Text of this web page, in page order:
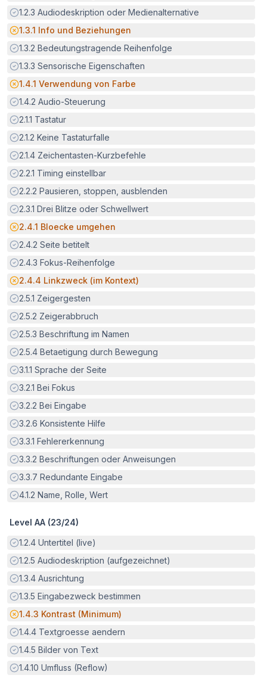
Erfüllt:
1.2.3 Audiodeskription oder Medienalternative
Potenzielle Barriere:
1.3.1 Info und Beziehungen
Erfüllt:
1.3.2 Bedeutungstragende Reihenfolge
Erfüllt:
1.3.3 Sensorische Eigenschaften
Potenzielle Barriere:
1.4.1 Verwendung von Farbe
Erfüllt:
1.4.2 Audio-Steuerung
Erfüllt:
2.1.1 Tastatur
Erfüllt:
2.1.2 Keine Tastaturfalle
Erfüllt:
2.1.4 Zeichentasten-Kurzbefehle
Erfüllt:
2.2.1 Timing einstellbar
Erfüllt:
2.2.2 Pausieren, stoppen, ausblenden
Erfüllt:
2.3.1 Drei Blitze oder Schwellwert
Potenzielle Barriere:
2.4.1 Bloecke umgehen
Erfüllt:
2.4.2 Seite betitelt
Erfüllt:
2.4.3 Fokus-Reihenfolge
Potenzielle Barriere:
2.4.4 Linkzweck (im Kontext)
Erfüllt:
2.5.1 Zeigergesten
Erfüllt:
2.5.2 Zeigerabbruch
Erfüllt:
2.5.3 Beschriftung im Namen
Erfüllt:
2.5.4 Betaetigung durch Bewegung
Erfüllt:
3.1.1 Sprache der Seite
Erfüllt:
3.2.1 Bei Fokus
Erfüllt:
3.2.2 Bei Eingabe
Erfüllt:
3.2.6 Konsistente Hilfe
Erfüllt:
3.3.1 Fehlererkennung
Erfüllt:
3.3.2 Beschriftungen oder Anweisungen
Erfüllt:
3.3.7 Redundante Eingabe
Erfüllt:
4.1.2 Name, Rolle, Wert
Level AA (23/24)
Erfüllt:
1.2.4 Untertitel (live)
Erfüllt:
1.2.5 Audiodeskription (aufgezeichnet)
Erfüllt:
1.3.4 Ausrichtung
Erfüllt:
1.3.5 Eingabezweck bestimmen
Potenzielle Barriere:
1.4.3 Kontrast (Minimum)
Erfüllt:
1.4.4 Textgroesse aendern
Erfüllt:
1.4.5 Bilder von Text
Erfüllt:
1.4.10 Umfluss (Reflow)